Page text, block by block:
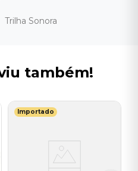
Trilha Sonora
também!
Importado